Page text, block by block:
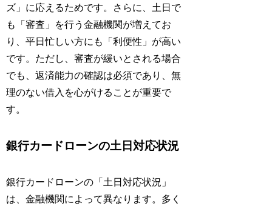
ズ」に応えるためです。さらに、土日で
も「審査」を行う金融機関が増えてお
り、平日忙しい方にも「利便性」が高い
です。ただし、審査が緩いとされる場合
でも、返済能力の確認は必須であり、無
理のない借入を心がけることが重要で
す。
銀行カードローンの土日対応状況
銀行カードローンの「土日対応状況」
は、金融機関によって異なります。多く